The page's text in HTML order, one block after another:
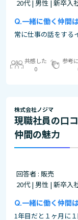
20代 | 男性 | 新卒入
一緒に働く仲間
常に仕事の話をする
共感した
0
参考
株式会社ノジマ
現職社員の口
仲間の魅力
回答者 : 販売
20代 | 男性 | 新卒入
一緒に働く仲間
1年目だと１ヶ月に